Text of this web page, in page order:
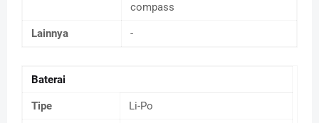
compass
Lainnya -
Baterai
Tipe Li-Po